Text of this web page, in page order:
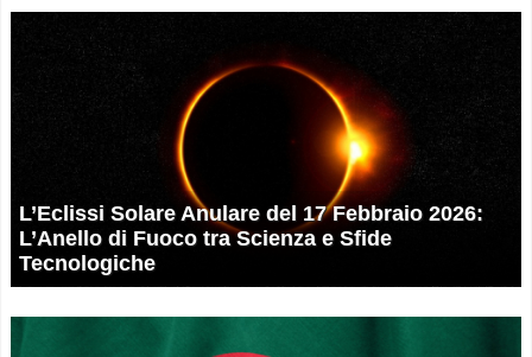
L’Eclissi Solare Anulare del 17 Febbraio 2026:
L’Anello di Fuoco tra Scienza e Sfide
Tecnologiche